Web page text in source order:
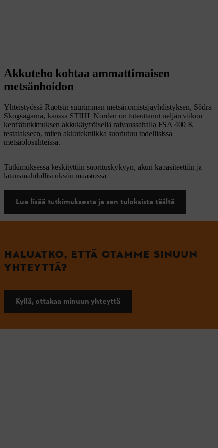
Akkuteho kohtaa ammattimaisen
metsänhoidon
Yhteistyössä Ruotsin suurimman metsänomistajayhdistyksen, Södra
Skogsägarna, kanssa STIHL Norden on toteuttanut neljän viikon
kenttätutkimuksen akkukäyttöisellä raivaussahalla FSA 400 K
testatakseen, miten akkutekniikka suoriutuu todellisissa
metsäolosuhteissa.​
Tutkimuksessa keskityttiin suorituskykyyn, akun kapasiteettiin ja
latausmahdollisuuksiin maastossa
Lue lisää tutkimuksesta ja sen tuloksista täältä
HALUATKO, ETTÄ OTAMME SINUUN
YHTEYTTÄ?
Kyllä, ottakaa minuun yhteyttä